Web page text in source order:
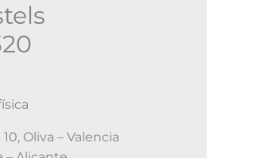
Oliva – Valencia